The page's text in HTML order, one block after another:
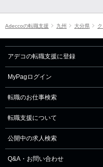
Adeccoの転職支援 九州 大分県
アデコの転職支援に登録
MyPagログイン
転職のお仕事検索
転職支援について
公開中の求人検索
Q&A・お問い合わせ